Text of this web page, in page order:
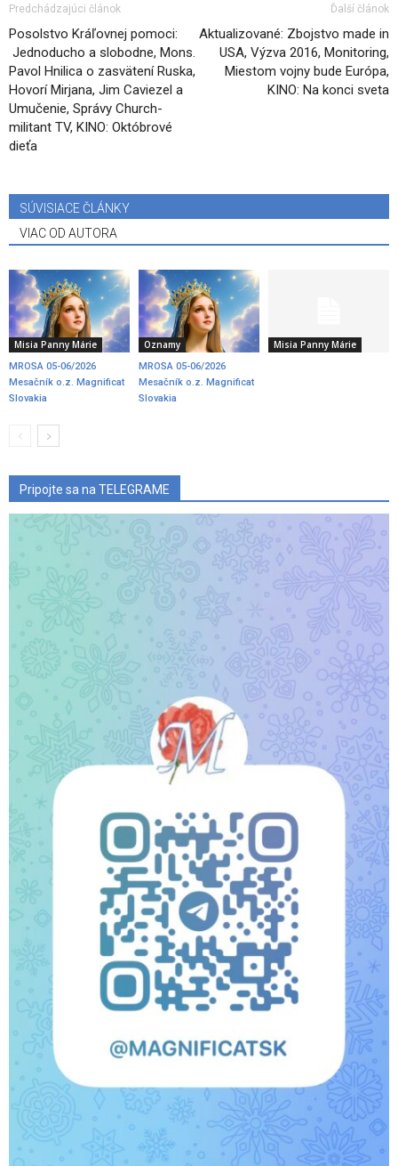
Predchádzajúci článok
Posolstvo Kráľovnej pomoci:
Jednoducho a slobodne, Mons.
Pavol Hnilica o zasvätení Ruska,
Hovorí Mirjana, Jim Caviezel a
Umučenie, Správy Church-
militant TV, KINO: Októbrové
dieťa
Ďalší článok
Aktualizované: Zbojstvo made in
USA, Výzva 2016, Monitoring,
Miestom vojny bude Európa,
KINO: Na konci sveta
SÚVISIACE ČLÁNKY
VIAC OD AUTORA
Misia Panny Márie
MROSA 05-06/2026
Mesačník o.z. Magnificat
Slovakia
Oznamy
MROSA 05-06/2026
Mesačník o.z. Magnificat
Slovakia
Misia Panny Márie
Pripojte sa na TELEGRAME